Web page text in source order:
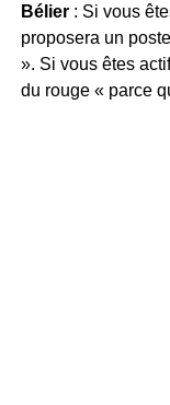
Bélier: Si vous
proposera un
». Si vous êtes
du rouge « parce